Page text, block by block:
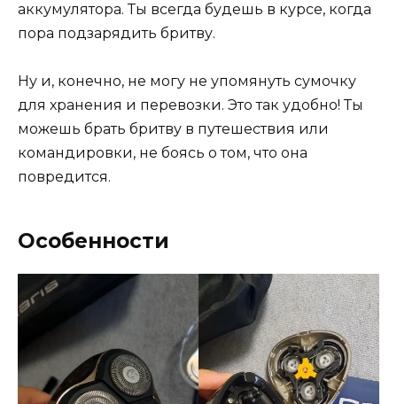
аккумулятора. Ты всегда будешь в курсе, когда
пора подзарядить бритву.
Ну и, конечно, не могу не упомянуть сумочку
для хранения и перевозки. Это так удобно! Ты
можешь брать бритву в путешествия или
командировки, не боясь о том, что она
повредится.
Особенности